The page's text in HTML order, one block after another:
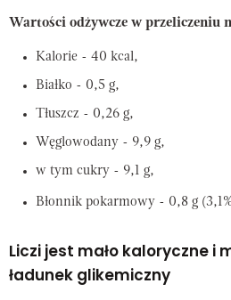
Wartości odżywcze w przeliczeniu
Kalorie - 40 kcal,
Białko - 0,5 g,
Tłuszcz - 0,26 g,
Węglowodany - 9,9 g,
w tym cukry - 9,1 g,
Błonnik pokarmowy - 0,8 g
Liczi jest mało kaloryczne i
ładunek glikemiczny